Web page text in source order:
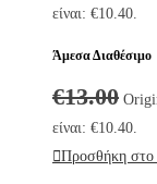
είναι: €10.40.
Άμεσα Διαθέσιμο
€13.00
είναι: €10.40.
Προσθήκη στο